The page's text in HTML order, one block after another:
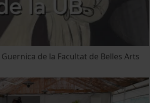
Guernica de la Facultat de Belles Arts